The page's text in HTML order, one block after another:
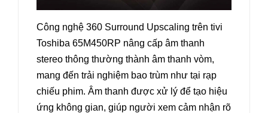
Công nghệ 360 Surround Upscaling trên tivi
Toshiba 65M450RP nâng cấp âm thanh
stereo thông thường thành âm thanh vòm,
mang đến trải nghiệm bao trùm như tại rạp
chiếu phim. Âm thanh được xử lý để tạo hiệu
ứng không gian, giúp người xem cảm nhận rõ